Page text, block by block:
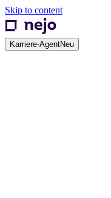
Skip to content
Karriere-AgentNeu